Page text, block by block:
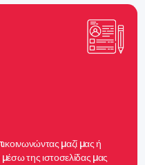
μαζί μας ή
της ιστοσελίδας μας